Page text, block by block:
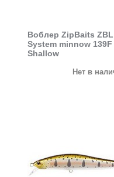
Воблер ZipBaits ZBL
System minnow 139F
Shallow
Нет в